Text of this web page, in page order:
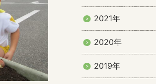
2021年
2020年
2019年